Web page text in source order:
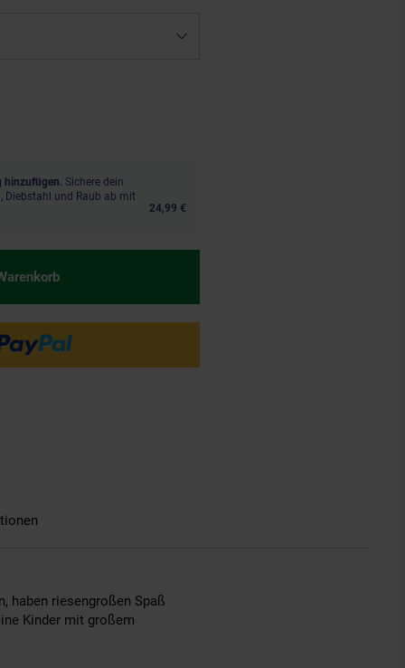
hinzufügen. Sichere dein
Diebstahl und Raub ab mit
24,99 €
haben riesengroßen Spaß
Kinder mit großem